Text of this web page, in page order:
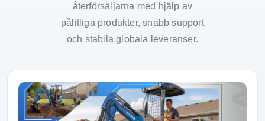
återförsäljarna med hjälp av
pålitliga produkter, snabb support
och stabila globala leveranser.